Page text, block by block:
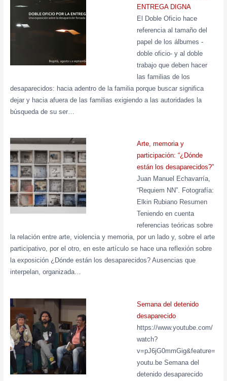
ENTREGA DIGNA
El Doble Oficio hace
referencia al tamaño del
papel de los álbumes -
doble oficio- y al doble
trabajo que deben hacer
las familias de los
desaparecidos: hacia adentro de la familia porque buscar significa
dejar y hacia afuera de las familias exigiendo a las autoridades la
búsqueda de su ser…
Arte, memoria y
participación: “¿Dónde
están los desaparecidos?”
Juan Manuel Echavarría,
“Requiem NN”. Fotografía:
Elkin Rubiano Resumen
Teniendo en cuenta
referencias teóricas sobre
la relación entre arte, violencia y memoria, por un lado y, sobre el arte
participativo, por el otro, en este artículo se hace una reflexión sobre
la exposición ¿Dónde están los desaparecidos? Ausencias que
interpelan, organizada…
Semana del detenido
desaparecido
https://www.youtube.com/
watch?
v=pJ6jG0mmGig&feature=
youtu.be Semana del
detenido desaparecido